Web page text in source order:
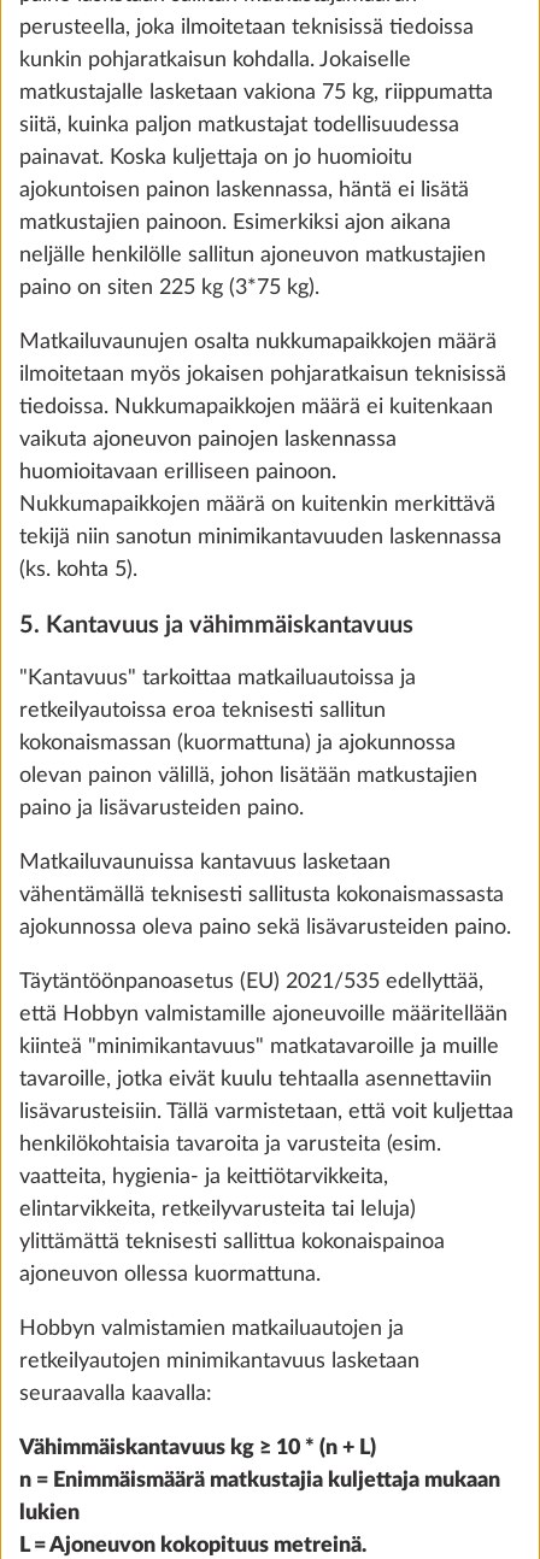
the future. You can find more information about
cookies and customization options by clicking on
the "Show details" link.
Show details Decline Accept all
Irtomattosarja asuinosassa
10,0 kg
420 €
DOMETIC-liesituuletin Hobby 10-
portaisella tehonsäädöllä
430 €
Lisää
Tunnelmavalaistus, toteutus
mallikohtainen
VAIHE 5 / 8
Vesi, kaasu, sähkö
perusteella, joka ilmoitetaan teknisissä tiedoissa
kunkin pohjaratkaisun kohdalla. Jokaiselle
matkustajalle lasketaan vakiona 75 kg, riippumatta
siitä, kuinka paljon matkustajat todellisuudessa
painavat. Koska kuljettaja on jo huomioitu
ajokuntoisen painon laskennassa, häntä ei lisätä
matkustajien painoon. Esimerkiksi ajon aikana
neljälle henkilölle sallitun ajoneuvon matkustajien
paino on siten 225 kg (3*75 kg).
Matkailuvaunujen osalta nukkumapaikkojen määrä
ilmoitetaan myös jokaisen pohjaratkaisun teknisissä
tiedoissa. Nukkumapaikkojen määrä ei kuitenkaan
vaikuta ajoneuvon painojen laskennassa
huomioitavaan erilliseen painoon.
Nukkumapaikkojen määrä on kuitenkin merkittävä
tekijä niin sanotun minimikantavuuden laskennassa
(ks. kohta 5).
5. Kantavuus ja vähimmäiskantavuus
"Kantavuus" tarkoittaa matkailuautoissa ja
retkeilyautoissa eroa teknisesti sallitun
kokonaismassan (kuormattuna) ja ajokunnossa
olevan painon välillä, johon lisätään matkustajien
paino ja lisävarusteiden paino.
Matkailuvaunuissa kantavuus lasketaan
vähentämällä teknisesti sallitusta kokonaismassasta
ajokunnossa oleva paino sekä lisävarusteiden paino.
Täytäntöönpanoasetus (EU) 2021/535 edellyttää,
että Hobbyn valmistamille ajoneuvoille määritellään
kiinteä "minimikantavuus" matkatavaroille ja muille
tavaroille, jotka eivät kuulu tehtaalla asennettaviin
lisävarusteisiin. Tällä varmistetaan, että voit kuljettaa
henkilökohtaisia tavaroita ja varusteita (esim.
vaatteita, hygienia- ja keittiötarvikkeita,
elintarvikkeita, retkeilyvarusteita tai leluja)
ylittämättä teknisesti sallittua kokonaispainoa
ajoneuvon ollessa kuormattuna.
Hobbyn valmistamien matkailuautojen ja
retkeilyautojen minimikantavuus lasketaan
seuraavalla kaavalla:
Vähimmäiskantavuus kg ≥ 10 * (n + L)
n = Enimmäismäärä matkustajia kuljettaja mukaan
lukien
L = Ajoneuvon kokopituus metreinä.